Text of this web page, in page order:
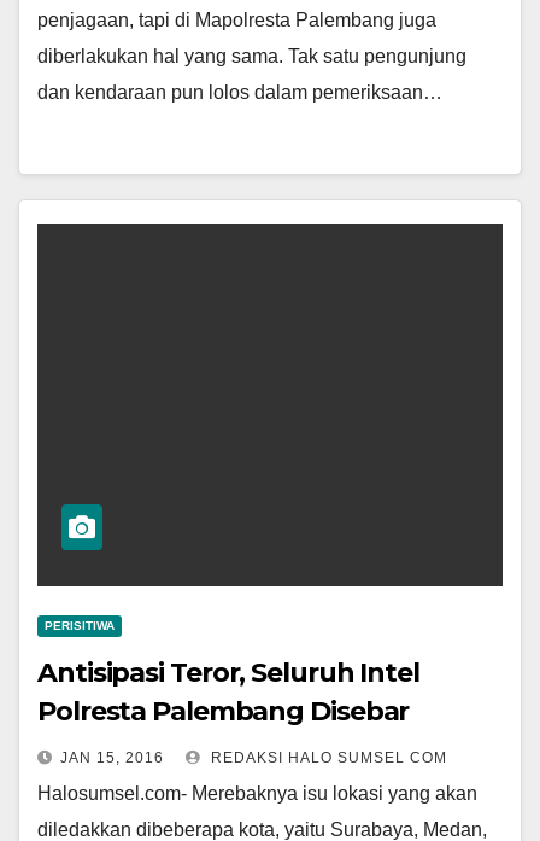
penjagaan, tapi di Mapolresta Palembang juga
diberlakukan hal yang sama. Tak satu pengunjung
dan kendaraan pun lolos dalam pemeriksaan…
PERISITIWA
Antisipasi Teror, Seluruh Intel
Polresta Palembang Disebar
JAN 15, 2016 REDAKSI HALO SUMSEL COM
Halosumsel.com- Merebaknya isu lokasi yang akan
diledakk­an dibeberapa kota, yaitu Surabaya, Meda­n,